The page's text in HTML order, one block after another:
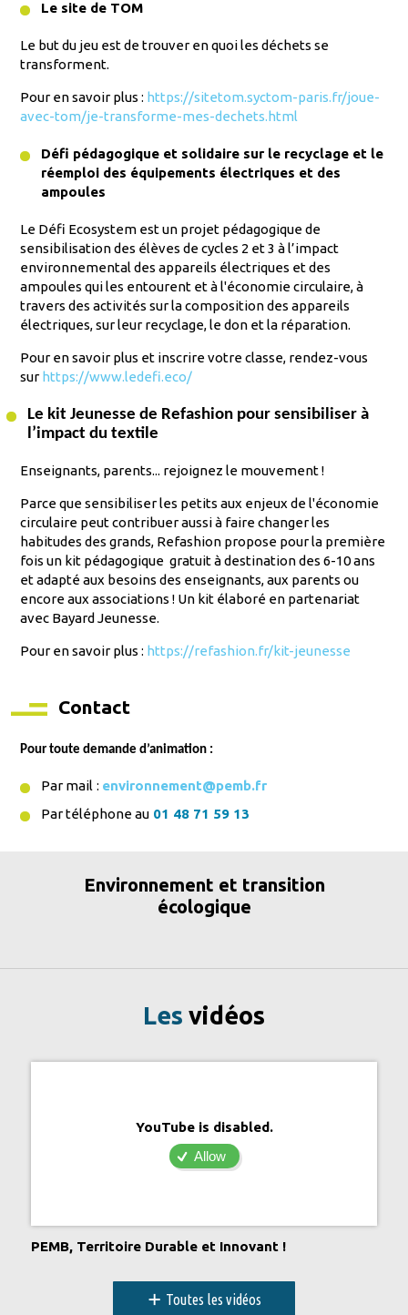
Le site de TOM
Le but du jeu est de trouver en quoi les déchets se
transforment.
Pour en savoir plus : https://sitetom.syctom-paris.fr/joue-
avec-tom/je-transforme-mes-dechets.html
Défi pédagogique et solidaire sur le recyclage et le
réemploi des équipements électriques et des
ampoules
Le Défi Ecosystem est un projet pédagogique de
sensibilisation des élèves de cycles 2 et 3 à l’impact
environnemental des appareils électriques et des
ampoules qui les entourent et à l'économie circulaire, à
travers des activités sur la composition des appareils
électriques, sur leur recyclage, le don et la réparation.
Pour en savoir plus et inscrire votre classe, rendez-vous
sur https://www.ledefi.eco/
Le kit Jeunesse de Refashion pour sensibiliser à
l’impact du textile
Enseignants, parents... rejoignez le mouvement !
Parce que sensibiliser les petits aux enjeux de l'économie
circulaire peut contribuer aussi à faire changer les
habitudes des grands, Refashion propose pour la première
fois un kit pédagogique gratuit à destination des 6-10 ans
et adapté aux besoins des enseignants, aux parents ou
encore aux associations ! Un kit élaboré en partenariat
avec Bayard Jeunesse.
Pour en savoir plus : https://refashion.fr/kit-jeunesse
Contact
Pour toute demande d’animation :
Par mail : environnement@pemb.fr
Par téléphone au 01 48 71 59 13
Environnement et transition
écologique
Les vidéos
YouTube is disabled.
Allow
PEMB, Territoire Durable et Innovant !
+ Toutes les vidéos